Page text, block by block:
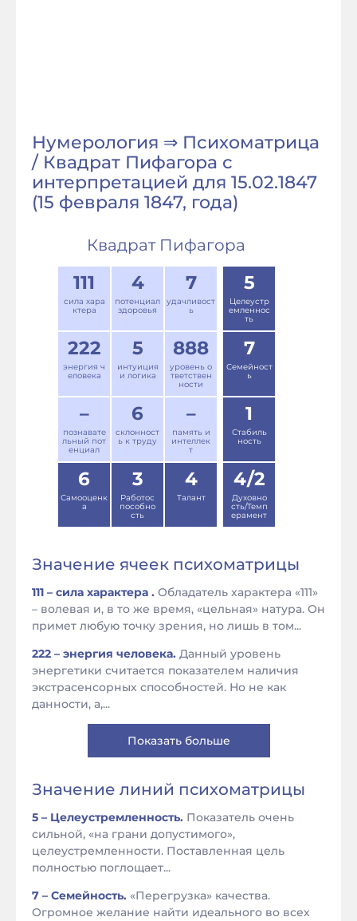
Нумерология ⇒ Психоматрица
/ Квадрат Пифагора с
интерпретацией для 15.02.1847
(15 февраля 1847, года)
Квадрат Пифагора
111
сила хара
ктера
4
потенциал
здоровья
7
удачливост
ь
222
энергия ч
еловека
5
интуиция
и логика
888
уровень о
тветствен
ности
–
познавате
льный пот
енциал
6
склонност
ь к труду
–
память и
интеллек
т
5
Целеустр
емленнос
ть
7
Семейност
ь
1
Стабиль
ность
6
Самооценк
а
3
Работос
пособно
сть
4
Талант
4/2
Духовно
сть/Темп
ерамент
Значение ячеек психоматрицы
111 – сила характера . Обладатель характера «111»
– волевая и, в то же время, «цельная» натура. Он
примет любую точку зрения, но лишь в том...
222 – энергия человека. Данный уровень
энергетики считается показателем наличия
экстрасенсорных способностей. Но не как
данности, а,...
Показать больше
Значение линий психоматрицы
5 – Целеустремленность. Показатель очень
сильной, «на грани допустимого»,
целеустремленности. Поставленная цель
полностью поглощает...
7 – Семейность. «Перегрузка» качества.
Огромное желание найти идеального во всех